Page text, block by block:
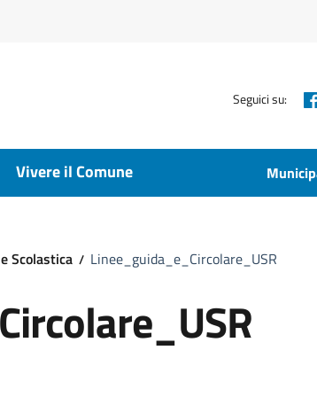
Seguici su:
Vivere il Comune
Scolastica Linee_guida_e_Circolare_USR